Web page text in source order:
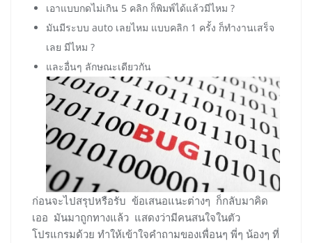
เอาแบบกดไม่เกิน 5 คลิก ก็พิมพ์ได้แล้วมีไหม ?
มันมีระบบ auto เลยไหม แบบคลิก 1 ครั้ง ก็ทำงานเสร็จ
เลย มีไหม ?
และอื่นๆ ลักษณะเดียวกัน
ก่อนจะไปสรุปหรือรับ ข้อเสนอแนะต่างๆ ก็กลับมาคิด
เออ มันมาถูกทางแล้ว แสดงว่ามีคนสนใจในตัว
โปรแกรมด้วย ทำให้เข้าใจคำถามของเพื่อนๆ พี่ๆ น้องๆ ที่